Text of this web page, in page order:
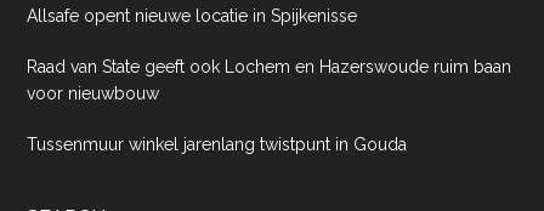
Allsafe opent nieuwe locatie in Spijkenisse
Raad van State geeft ook Lochem en Hazerswoude ruim baan
voor nieuwbouw
Tussenmuur winkel jarenlang twistpunt in Gouda